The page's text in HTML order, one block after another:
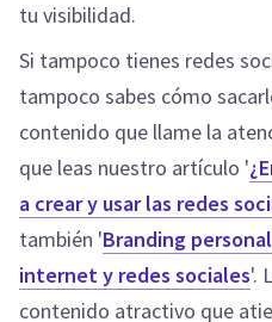
tu visibilidad.
Si tampoco tienes redes
tampoco sabes cómo
contenido que llame la
que leas nuestro artículo '
a crear y usar las redes
también 'Branding
internet y redes sociales'.
contenido atractivo que